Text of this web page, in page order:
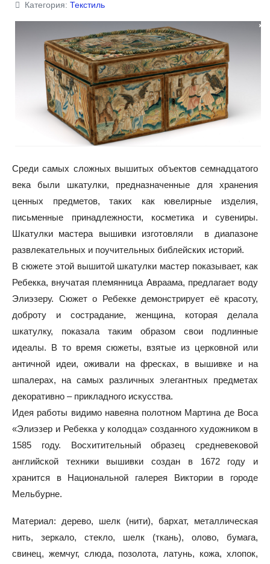
Категория: Текстиль
Среди самых сложных вышитых объектов семнадцатого
века были шкатулки, предназначенные для хранения
ценных предметов, таких как ювелирные изделия,
письменные принадлежности, косметика и сувениры.
Шкатулки мастера вышивки изготовляли в диапазоне
развлекательных и поучительных библейских историй.
В сюжете этой вышитой шкатулки мастер показывает, как
Ребекка, внучатая племянница Авраама, предлагает воду
Элиэзеру. Сюжет о Ребекке демонстрирует её красоту,
доброту и сострадание, женщина, которая делала
шкатулку, показала таким образом свои подлинные
идеалы. В то время сюжеты, взятые из церковной или
античной идеи, оживали на фресках, в вышивке и на
шпалерах, на самых различных элегантных предметах
декоративно – прикладного искусства.
Идея работы видимо навеяна полотном Мартина де Воса
«Элиэзер и Ребекка у колодца» созданного художником в
1585 году. Восхитительный образец средневековой
английской техники вышивки создан в 1672 году и
хранится в Национальной галерея Виктории в городе
Мельбурне.
Материал: дерево, шелк (нити), бархат, металлическая
нить, зеркало, стекло, шелк (ткань), олово, бумага,
свинец, жемчуг, слюда, позолота, латунь, кожа, хлопок,